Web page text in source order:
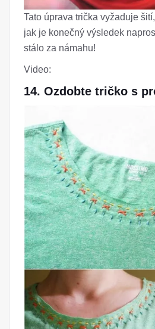
Tato úprava trička vyžaduje
jak je konečný výsledek
stálo za námahu!
Video:
14. Ozdobte tričko s